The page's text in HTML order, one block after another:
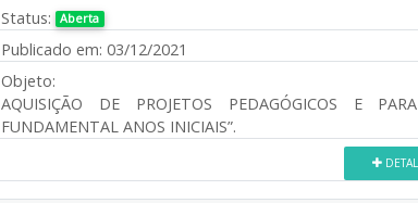
Status: Aberta
Publicado em: 03/12/2021
Objeto:
AQUISIÇÃO DE PROJETOS PEDAGÓGICOS E
FUNDAMENTAL ANOS INICIAIS”.